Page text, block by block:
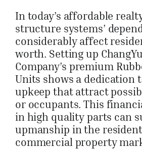
In today’s affordable
structure systems’
considerably affect
worth. Setting up
Company’s premium
Units shows a dedication
upkeep that attract
or occupants. This
in high quality parts can
upmanship in the
commercial property